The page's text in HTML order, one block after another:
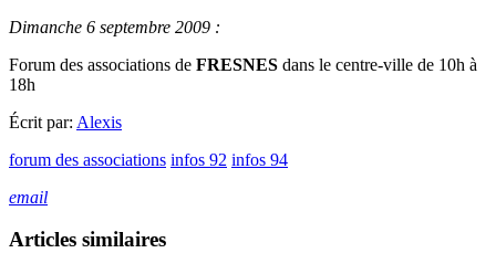
Dimanche 6 septembre 2009 :
Forum des associations de FRESNES dans le centre-ville de 10h à
18h
Écrit par: Alexis
forum des associations infos 92 infos 94
email
Articles similaires